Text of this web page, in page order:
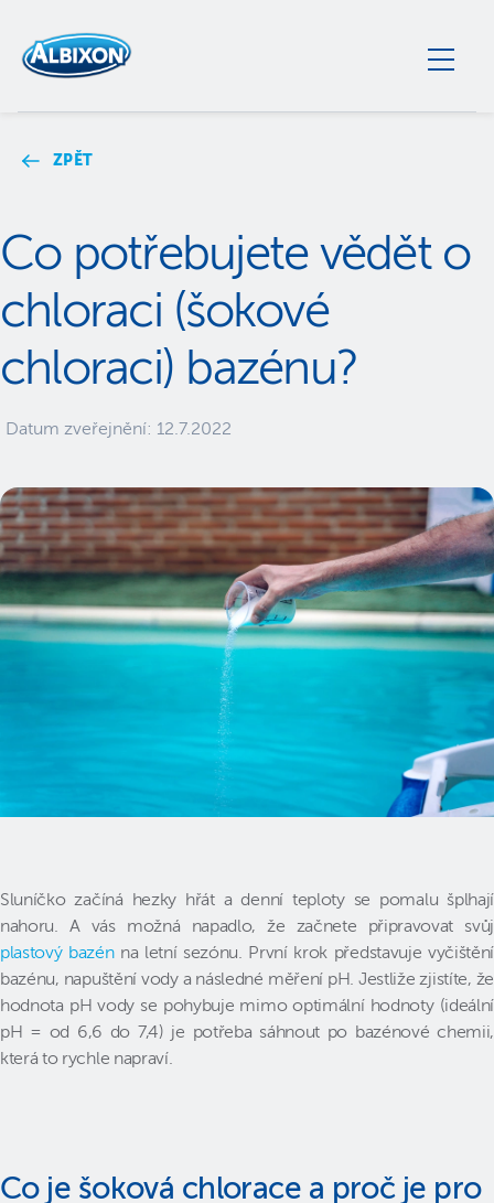
ZPĚT
Co potřebujete vědět o
chloraci (šokové
chloraci) bazénu?
Datum zveřejnění: 12.7.2022
Sluníčko začíná hezky hřát a denní teploty se pomalu šplhají
nahoru. A vás možná napadlo, že začnete připravovat svůj
plastový bazénna letní sezónu. První krok představuje vyčištění
bazénu, napuštění vody a následné měření pH. Jestliže zjistíte, že
hodnota pH vody se pohybuje mimo optimální hodnoty (ideální
pH = od 6,6 do 7,4) je potřeba sáhnout po bazénové chemii,
která to rychle napraví.
Co je šoková chlorace a proč je pro